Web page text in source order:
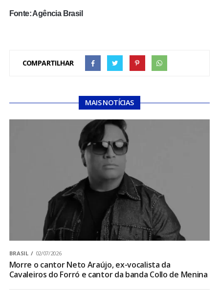
Fonte: Agência Brasil
COMPARTILHAR
MAIS NOTÍCIAS
BRASIL 02/07/2026
Morre o cantor Neto Araújo, ex-vocalista da
Cavaleiros do Forró e cantor da banda Collo de Menina